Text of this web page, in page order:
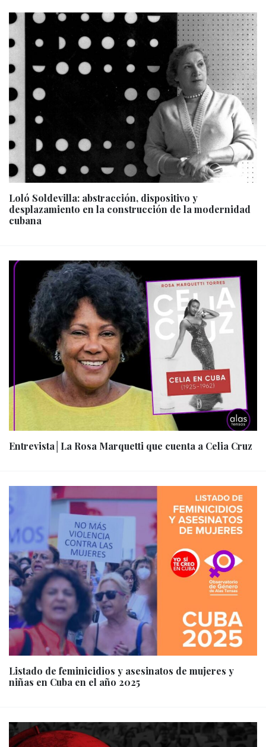
Loló Soldevilla: abstracción, dispositivo y
desplazamiento en la construcción de la modernidad
cubana
Entrevista│La Rosa Marquetti que cuenta a Celia Cruz
Listado de feminicidios y asesinatos de mujeres y
niñas en Cuba en el año 2025